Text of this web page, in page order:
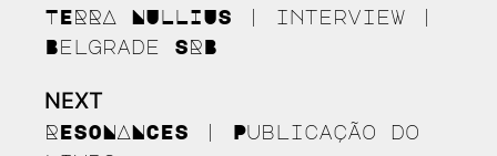
Reading
TERRA NULLIUS | interview |
Belgrade SRB
NEXT
RESONANCES | Publicação do